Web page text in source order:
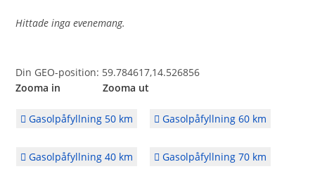
Hittade inga evenemang.
Din GEO-position: 59.784617,14.526856
Zooma in Zooma ut
Gasolpåfyllning 50 km Gasolpåfyllning 60 km
Gasolpåfyllning 40 km Gasolpåfyllning 70 km